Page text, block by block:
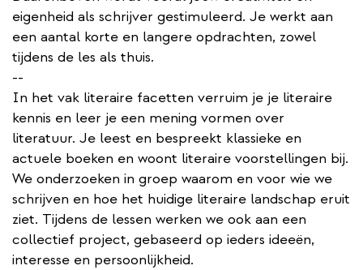
eigenheid als schrijver gestimuleerd. Je werkt aan
een aantal korte en langere opdrachten, zowel
tijdens de les als thuis.
--
In het vak literaire facetten verruim je je literaire
kennis en leer je een mening vormen over
literatuur. Je leest en bespreekt klassieke en
actuele boeken en woont literaire voorstellingen bij.
We onderzoeken in groep waarom en voor wie we
schrijven en hoe het huidige literaire landschap eruit
ziet. Tijdens de lessen werken we ook aan een
collectief project, gebaseerd op ieders ideeën,
interesse en persoonlijkheid.